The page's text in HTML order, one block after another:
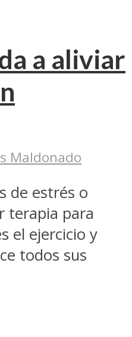
a aliviar
Maldonado
de estrés o
terapia para
el ejercicio y
todos sus